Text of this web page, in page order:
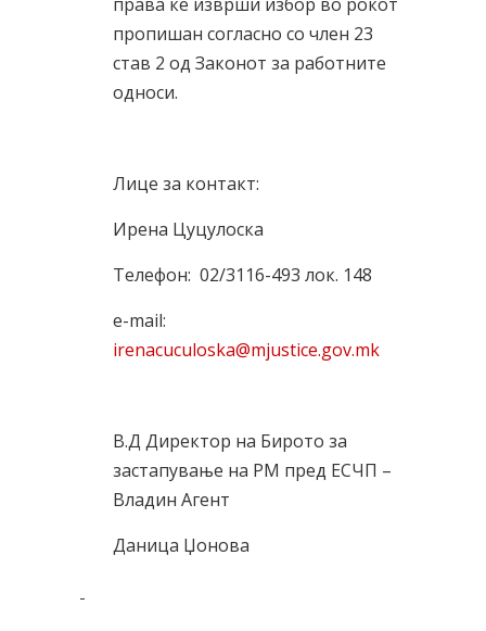
пропишан согласно со член 23
став 2 од Законот за работните
односи.
Лице за контакт:
Ирена Цуцулоска
Телефон: 02/3116-493 лок. 148
e-mail:
irenacuculoska@mjustice.gov.mk
В.Д Директор на Бирото за
застапување нa РМ пред ЕСЧП –
Владин Агент
Даница Џонова